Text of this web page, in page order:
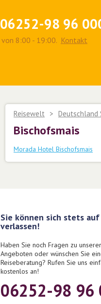
06252-98 96
von 8:00 - 19:00. Kontakt
Reisewelt > Deutschland
Bischofsmais
Morada Hotel Bischofsmais
Sie können sich stets
verlassen!
Haben Sie noch Fragen zu
Angeboten oder wünschen Sie
Reiseberatung? Rufen Sie uns
kostenlos an!
06252-98 96